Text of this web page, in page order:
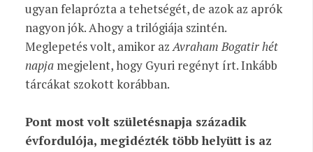
ugyan felaprózta a tehetségét, de azok az aprók
nagyon jók. Ahogy a trilógiája szintén.
Meglepetés volt, amikor azAvraham Bogatir hét
napjamegjelent, hogy Gyuri regényt írt. Inkább
tárcákat szokott korábban.
Pont most volt születésnapja századik
évfordulója, megidézték több helyütt is az